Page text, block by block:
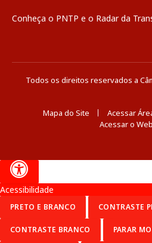
Conheça o PNTP e o Radar da
Todos os direitos reservados a
Mapa do Site
Acessar
Acessar o
Acessibilidade
PRETO E BRANCO CONTRASTE
CONTRASTE BRANCO PARAR